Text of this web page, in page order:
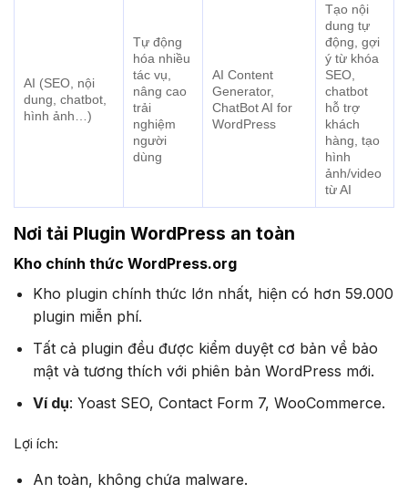
AI (SEO, nội
dung, chatbot,
hình ảnh…)
Tự động
hóa nhiều
tác vụ,
nâng cao
trải
nghiệm
người
dùng
AI Content
Generator,
ChatBot AI for
WordPress
Tạo nội
dung tự
động, gợi
ý từ khóa
SEO,
chatbot
hỗ trợ
khách
hàng, tạo
hình
ảnh/video
từ AI
Nơi tải Plugin WordPress an toàn
Kho chính thức WordPress.org
Kho plugin chính thức lớn nhất, hiện có hơn 59.000
plugin miễn phí.
Tất cả plugin đều được kiểm duyệt cơ bản về bảo
mật và tương thích với phiên bản WordPress mới.
Ví dụ: Yoast SEO, Contact Form 7, WooCommerce.
Lợi ích:
An toàn, không chứa malware.